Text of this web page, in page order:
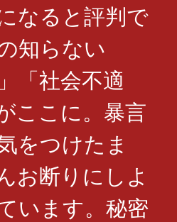
なると評判で
知らない
「社会不適
ここに。暴言
をつけたま
お断りにしよ
います。秘密